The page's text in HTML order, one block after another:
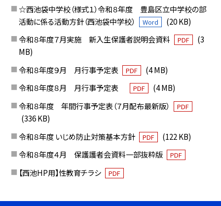
☆西池袋中学校（様式１）令和８年度 豊島区立中学校の部
活動に係る活動方針（西池袋中学校）
Word
(20 KB)
令和８年度７月実施 新入生保護者説明会資料
PDF
(3
MB)
令和８年度９月 月行事予定表
PDF
(4 MB)
令和８年度８月 月行事予定表
PDF
(4 MB)
令和８年度 年間行事予定表（７月配布最新版）
PDF
(336 KB)
令和８年度 いじめ防止対策基本方針
PDF
(122 KB)
令和８年度４月 保護護者会資料一部抜粋版
PDF
【西池HP用】性教育チラシ PDF